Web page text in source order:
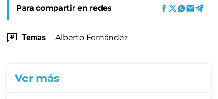
Para compartir en redes
Temas Alberto Fernández
Ver más